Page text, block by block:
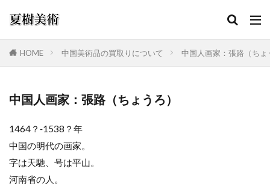
HOME 中国美術品の買取りについて 中国人画家：張路（ちょ
中国人画家：張路（ちょうろ）
1464？‐1538？年
中国の明代の画家。
字は天馳、号は平山。
河南省の人。
カテゴリー